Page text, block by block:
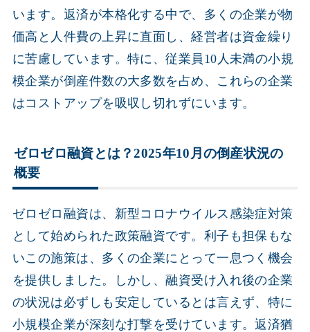
います。返済が本格化する中で、多くの企業が物
価高と人件費の上昇に直面し、経営者は資金繰り
に苦慮しています。特に、従業員10人未満の小規
模企業が倒産件数の大多数を占め、これらの企業
はコストアップを吸収し切れずにいます。
ゼロゼロ融資とは？2025年10月の倒産状況の
概要
ゼロゼロ融資は、新型コロナウイルス感染症対策
として始められた政策融資です。利子も担保もな
いこの施策は、多くの企業にとって一息つく機会
を提供しました。しかし、融資受け入れ後の企業
の状況は必ずしも安定しているとは言えず、特に
小規模企業が深刻な打撃を受けています。返済猶